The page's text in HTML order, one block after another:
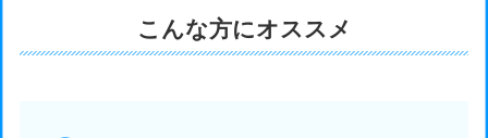
こんな方にオススメ